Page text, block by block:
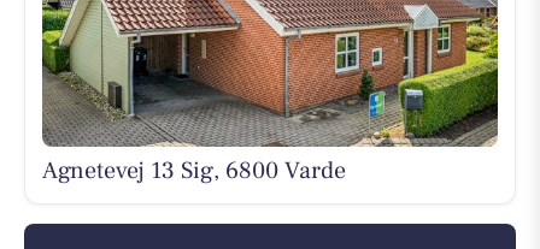
Agnetevej 13 Sig, 6800 Varde